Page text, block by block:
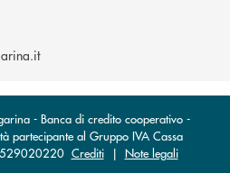
apre l’app di posta elettronica)
(si apre l’app di posta
- Banca di credito cooperativo -
partecipante al Gruppo IVA Cassa
Crediti| Note legali